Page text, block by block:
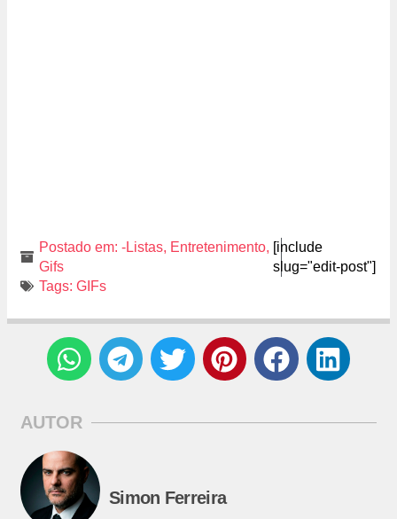
Postado em: -Listas, Entretenimento,
Gifs
Tags: GIFs
[include
slug="edit-post"]
AUTOR
Simon Ferreira